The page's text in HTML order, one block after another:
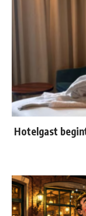
Hotelgast